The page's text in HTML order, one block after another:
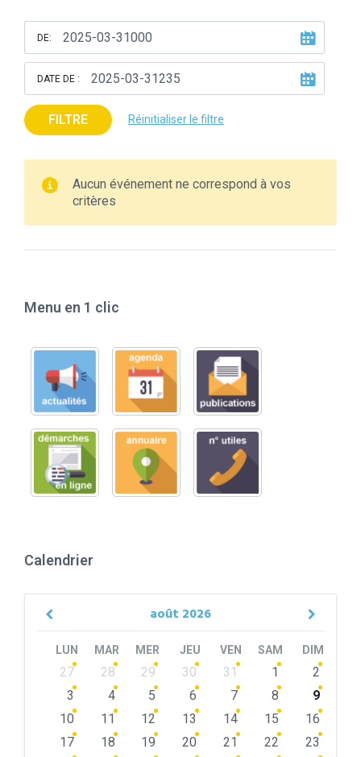
DE:
DATE DE :
FILTRE Réinitialiser le filtre
Aucun événement ne correspond à vos
critères
Menu en 1 clic
Calendrier
août 2026
Previous
LUN MAR MER JEU VEN SAM DIM
Skip
calendar
27 28 29 30 31 1
2
3
4 5 6 7 8
9
10
11 12 13 14 15
16
17
18 19 20 21 22
23